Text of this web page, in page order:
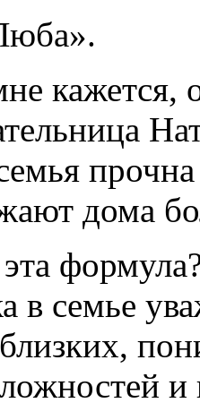
кажется,
дома
в семье